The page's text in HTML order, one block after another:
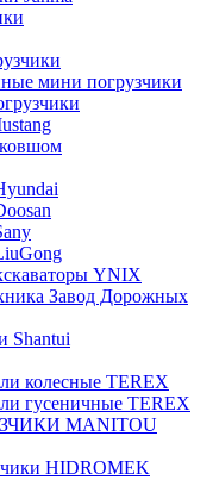
мини погрузчики
YNIX
Завод Дорожных
Shantui
колесные TEREX
гусеничные TEREX
MANITOU
HIDROMEK